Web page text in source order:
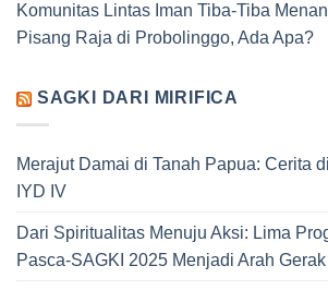
Komunitas Lintas Iman Tiba-Tiba
Pisang Raja di Probolinggo, Ada Apa?
SAGKI DARI MIRIFICA
Merajut Damai di Tanah Papua: Cerita
IYD IV
Dari Spiritualitas Menuju Aksi: Lima
Pasca-SAGKI 2025 Menjadi Arah